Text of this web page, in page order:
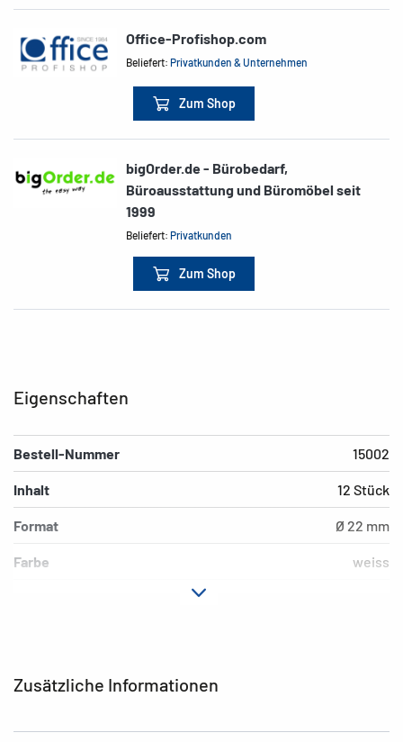
Office-Profishop.com
Beliefert:Privatkunden & Unternehmen
Zum Shop
bigOrder.de - Bürobedarf,
Büroausstattung und Büromöbel seit
1999
Beliefert:Privatkunden
Zum Shop
Zusätzliche Informationen
Eigenschaften
Bestell-Nummer 15002
Inhalt 12 Stück
Format Ø 22 mm
Farbe weiss